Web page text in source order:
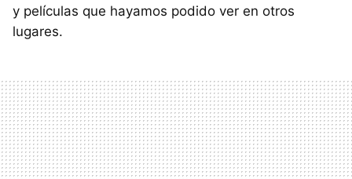
y películas que hayamos podido ver en otros
lugares.